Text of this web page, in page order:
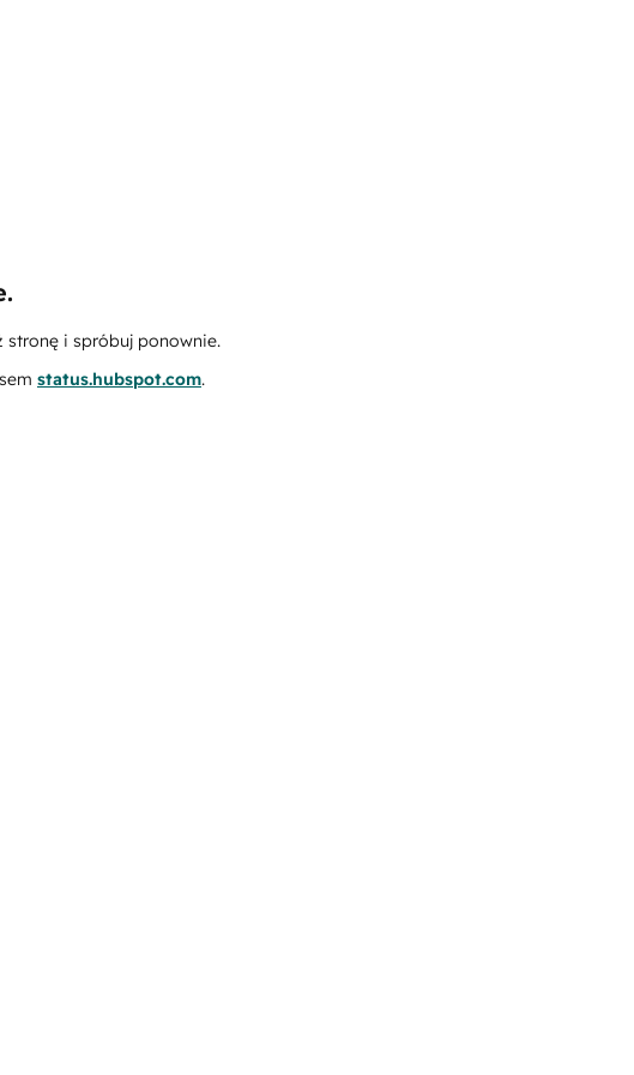
stronę i spróbuj ponownie.
status.hubspot.com.